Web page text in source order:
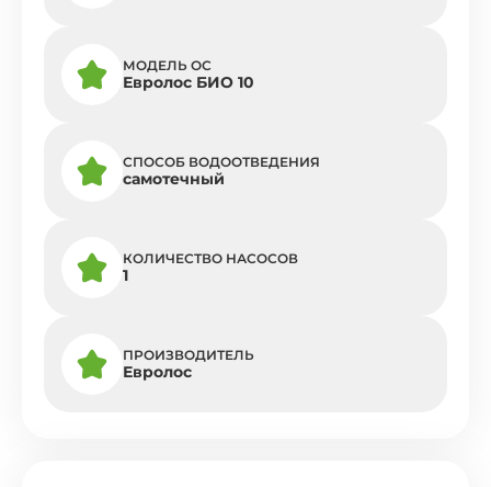
МОДЕЛЬ ОС
Евролос БИО 10
СПОСОБ ВОДООТВЕДЕНИЯ
самотечный
КОЛИЧЕСТВО НАСОСОВ
1
ПРОИЗВОДИТЕЛЬ
Евролос